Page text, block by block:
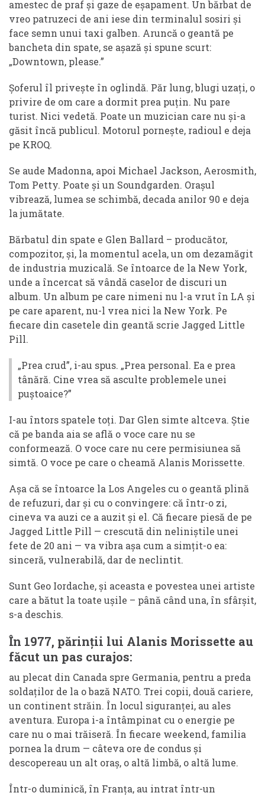
amestec de praf și gaze de eșapament. Un bărbat de
vreo patruzeci de ani iese din terminalul sosiri și
face semn unui taxi galben. Aruncă o geantă pe
bancheta din spate, se așază și spune scurt:
„Downtown, please.”
Șoferul îl privește în oglindă. Păr lung, blugi uzați, o
privire de om care a dormit prea puțin. Nu pare
turist. Nici vedetă. Poate un muzician care nu și-a
găsit încă publicul. Motorul pornește, radioul e deja
pe KROQ.
Se aude Madonna, apoi Michael Jackson, Aerosmith,
Tom Petty. Poate și un Soundgarden. Orașul
vibrează, lumea se schimbă, decada anilor 90 e deja
la jumătate.
Bărbatul din spate e Glen Ballard – producător,
compozitor, și, la momentul acela, un om dezamăgit
de industria muzicală. Se întoarce de la New York,
unde a încercat să vândă caselor de discuri un
album. Un album pe care nimeni nu l-a vrut în LA și
pe care aparent, nu-l vrea nici la New York. Pe
fiecare din casetele din geantă scrie Jagged Little
Pill.
„Prea crud”, i-au spus. „Prea personal. Ea e prea
tânără. Cine vrea să asculte problemele unei
puștoaice?”
I-au întors spatele toți. Dar Glen simte altceva. Știe
că pe banda aia se află o voce care nu se
conformează. O voce care nu cere permisiunea să
simtă. O voce pe care o cheamă Alanis Morissette.
Așa că se întoarce la Los Angeles cu o geantă plină
de refuzuri, dar și cu o convingere: că într-o zi,
cineva va auzi ce a auzit și el. Că fiecare piesă de pe
Jagged Little Pill — crescută din neliniștile unei
fete de 20 ani — va vibra așa cum a simțit-o ea:
sinceră, vulnerabilă, dar de neclintit.
Sunt Geo Iordache, și aceasta e povestea unei artiste
care a bătut la toate ușile – până când una, în sfârșit,
s-a deschis.
În 1977, părinții lui Alanis Morissette au
făcut un pas curajos:
au plecat din Canada spre Germania, pentru a preda
soldaților de la o bază NATO. Trei copii, două cariere,
un continent străin. În locul siguranței, au ales
aventura. Europa i-a întâmpinat cu o energie pe
care nu o mai trăiseră. În fiecare weekend, familia
pornea la drum — câteva ore de condus și
descopereau un alt oraș, o altă limbă, o altă lume.
Într-o duminică, în Franța, au intrat într-un